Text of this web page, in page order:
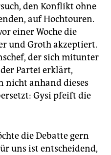
den Konflikt ohne
auf Hochtouren.
einer Woche die
und Groth akzeptiert.
der sich mitunter
Partei erklärt,
nicht anhand dieses
Gysi pfeift die
die Debatte gern
uns ist entscheidend,